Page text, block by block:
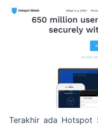
Terakhir ada Hotspot